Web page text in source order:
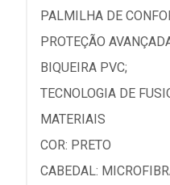
PALMILHA DE
PROTEÇÃO
BIQUEIRA PVC;
TECNOLOGIA DE
MATERIAIS
COR: PRETO
CABEDAL: